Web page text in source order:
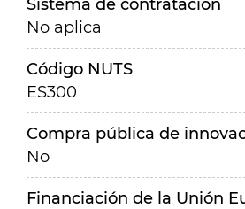
Sistema de contratación
No aplica
Código NUTS
ES300
Compra pública de
No
Financiación de la Unión